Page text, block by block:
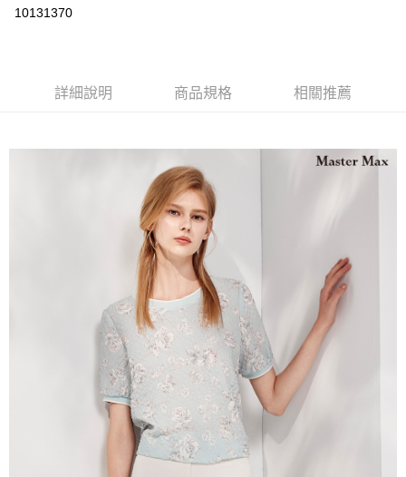
運送方式
10131370
詳細說明 商品規格 相關推薦